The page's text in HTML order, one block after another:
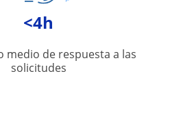
<4h
medio de respuesta a las
solicitudes